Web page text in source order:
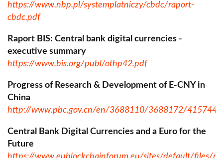
https://www.nbp.pl/systemplatniczy/cbdc/raport-
cbdc.pdf
Raport BIS: Central bank digital currencies -
executive summary
https://www.bis.org/publ/othp42.pdf
Progress of Research & Development of E-CNY in
China
http://www.pbc.gov.cn/en/3688110/3688172/
Central Bank Digital Currencies and a Euro for the
Future